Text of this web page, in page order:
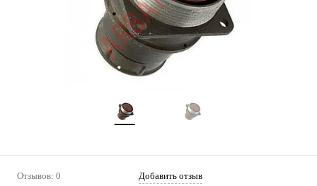
Отзывов: 0 Добавить отзыв